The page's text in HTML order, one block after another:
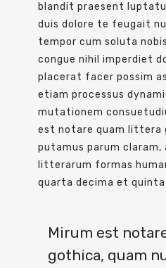
blandit praesent
duis dolore te feugait
tempor cum soluta
congue nihil imperdiet
placerat facer possim
etiam processus
mutationem
est notare quam littera
putamus parum
litterarum formas
quarta decima et quinta
Mirum est
gothica, quam